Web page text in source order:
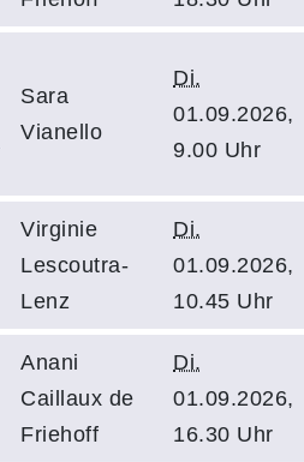
Sara
Vianello
Di.
01.09.2026,
9.00 Uhr
Virginie
Lescoutra-
Lenz
Di.
01.09.2026,
10.45 Uhr
Anani
Caillaux de
Friehoff
Di.
01.09.2026,
16.30 Uhr